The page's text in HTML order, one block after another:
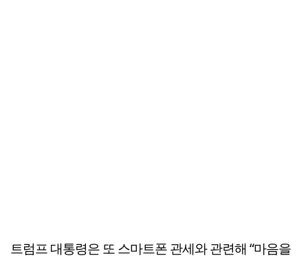
트럼프 대통령은 또 스마트폰 관세와 관련해 “마음을